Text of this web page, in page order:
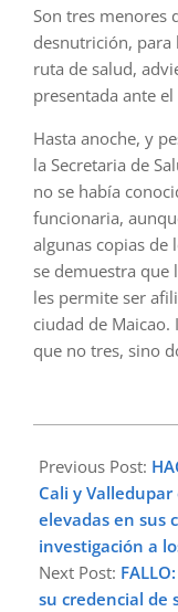
Son tres menores
desnutrición, para
ruta de salud,
presentada ante
Hasta anoche, y
la Secretaria de
no se había
funcionaria,
algunas copias de
se demuestra
les permite ser
ciudad de
que no tres, sino
04-
27
Previous Post:
Cali y
elevadas en sus
investigación a
Next Post:
su credencial de